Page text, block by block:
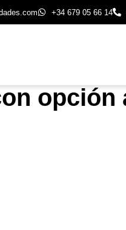
+34 679 05 66 14
opción